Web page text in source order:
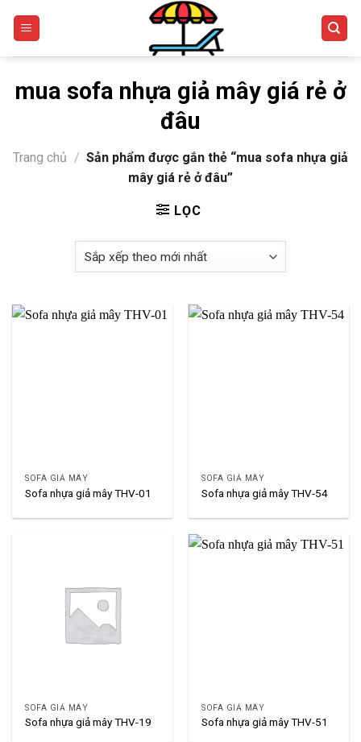
mua sofa nhựa giả mây giá rẻ ở
đâu
Trang chủ / Sản phẩm được gắn thẻ “mua sofa nhựa giả
mây giá rẻ ở đâu”
LỌC
SOFA GIẢ MÂY
Sofa nhựa giả mây THV-01
SOFA GIẢ MÂY
Sofa nhựa giả mây THV-54
SOFA GIẢ MÂY
Sofa nhựa giả mây THV-19
SOFA GIẢ MÂY
Sofa nhựa giả mây THV-51